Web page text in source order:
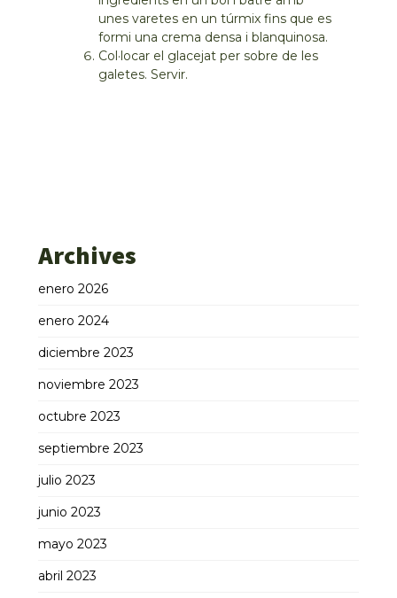
unes varetes en un túrmix fins que es
formi una crema densa i blanquinosa.
Col·locar el glacejat per sobre de les
galetes. Servir.
Archives
enero 2026
enero 2024
diciembre 2023
noviembre 2023
octubre 2023
septiembre 2023
julio 2023
junio 2023
mayo 2023
abril 2023